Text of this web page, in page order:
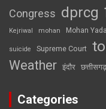
Congress dprcg
Kejriwal mohan Mohan
suicide Supreme Court
Weather इंदौर छत्तीसगढ़
Categories